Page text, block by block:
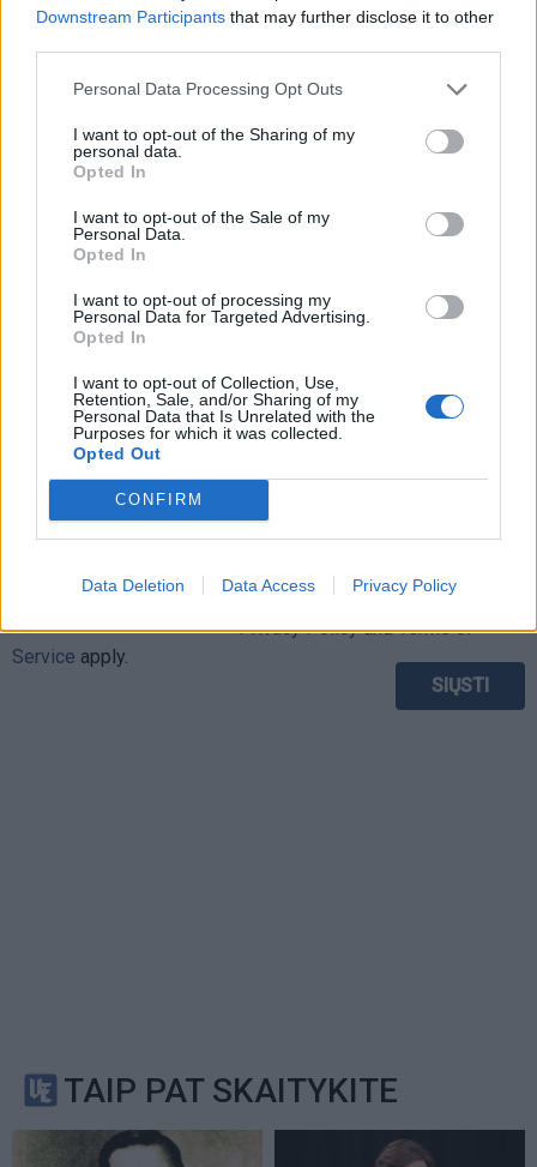
Downstream Participants that may further disclose it to other
Personal Data Processing Opt Outs
I want to opt-out of the Sharing of my
personal data.
Opted In
I want to opt-out of the Sale of my
Personal Data.
Opted In
I want to opt-out of processing my
Personal Data for Targeted Advertising.
Opted In
I want to opt-out of Collection, Use,
Retention, Sale, and/or Sharing of my
Personal Data that Is Unrelated with the
Purposes for which it was collected.
Opted Out
CONFIRM
Data Deletion Data Access Privacy Policy
Rašyti komentarą
Jūsų vardas
Komentaras
Sutinku su taisyklėmis
This site is protected by
reCAPTCHA and the Google
Privacy PolicyandTerms of
Service apply.
TAIP PAT SKAITYKITE